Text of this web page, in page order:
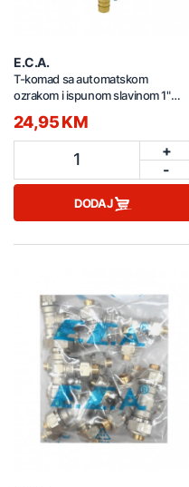
E.C.A.
T-komad sa automatskom
ozrakom i ispunom slavinom 1"
24,95 KM
1
+
-
DODAJ